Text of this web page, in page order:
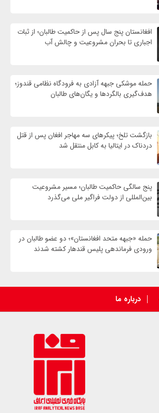
افغانستان پنج سال پس از حاکمیت طالبان؛ از ثبات
اجباری تا بحران مشروعیت و چالش آب
حمله موشکی جبهه آزادی به فرودگاه نظامی قندوز؛
هدف‌گیری بالگردها و یگان‌های طالبان
بازگشت تلخ؛ پیکرهای سه مهاجر افغان پس از قتل
دردناک در ایتالیا به کابل منتقل شد
پنج سالگی حاکمیت طالبان؛ مسیر مشروعیت
بین‌المللی از دولت فراگیر ملی می‌گذرد
حمله «جبهه متحد افغانستان»؛ دو عضو طالبان در
ورودی فرماندهی پلیس قندهار کشته شدند
درباره ما